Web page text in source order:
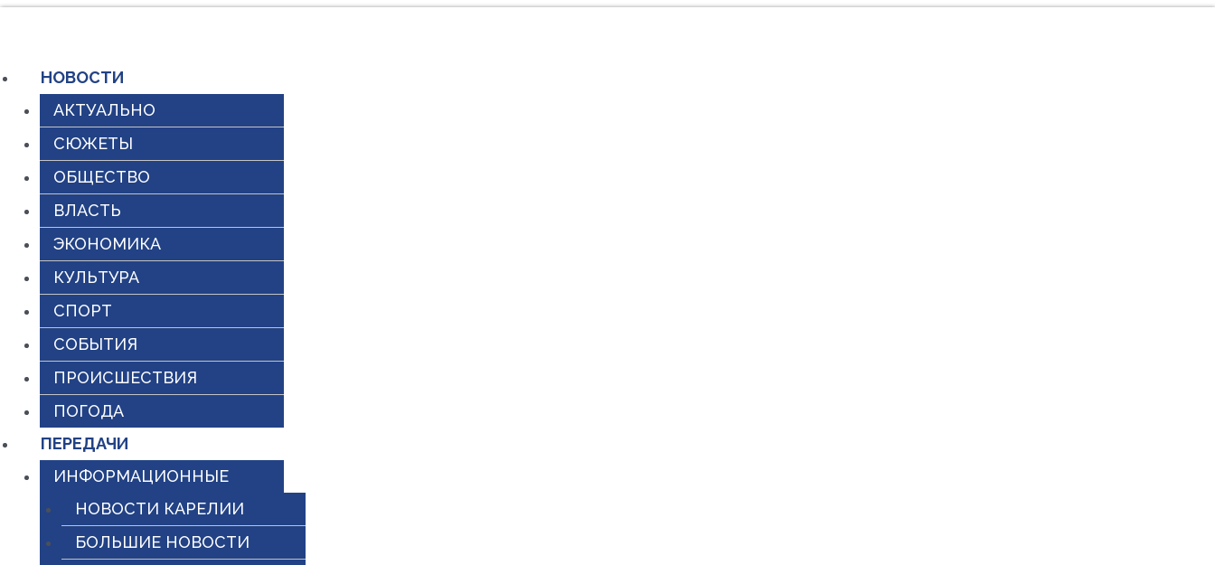
содержимому
НОВОСТИ
АКТУАЛЬНО
СЮЖЕТЫ
ОБЩЕСТВО
ВЛАСТЬ
ЭКОНОМИКА
КУЛЬТУРА
СПОРТ
СОБЫТИЯ
ПРОИСШЕСТВИЯ
ПОГОДА
ПЕРЕДАЧИ
ИНФОРМАЦИОННЫЕ
НОВОСТИ КАРЕЛИИ
БОЛЬШИЕ НОВОСТИ